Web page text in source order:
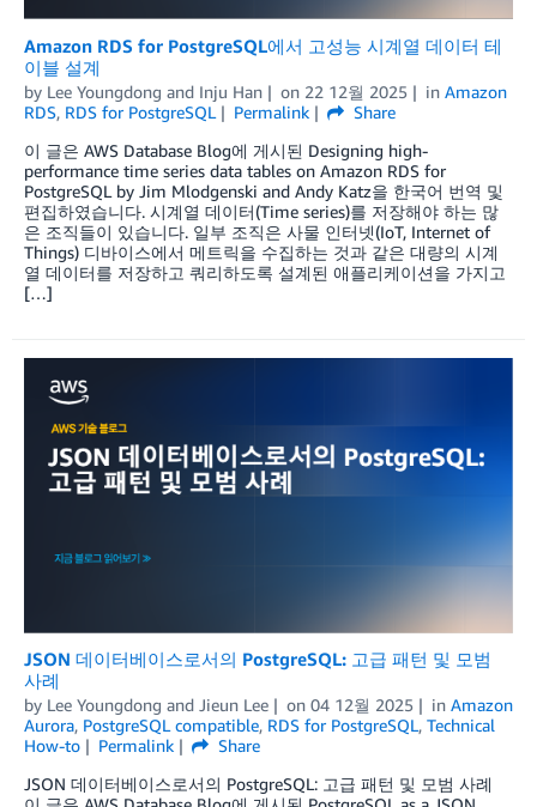
Amazon RDS for PostgreSQL에서 고성능 시계열 데이터 테
이블 설계
by Lee Youngdong and Inju Han on 22 12월 2025 in Amazon
RDS, RDS for PostgreSQL Permalink
Share
이 글은 AWS Database Blog에 게시된 Designing high-
performance time series data tables on Amazon RDS for
PostgreSQL by Jim Mlodgenski and Andy Katz을 한국어 번역 및
편집하였습니다. 시계열 데이터(Time series)를 저장해야 하는 많
은 조직들이 있습니다. 일부 조직은 사물 인터넷(IoT, Internet of
Things) 디바이스에서 메트릭을 수집하는 것과 같은 대량의 시계
열 데이터를 저장하고 쿼리하도록 설계된 애플리케이션을 가지고
[…]
JSON 데이터베이스로서의 PostgreSQL: 고급 패턴 및 모범
사례
by Lee Youngdong and Jieun Lee on 04 12월 2025 in Amazon
Aurora, PostgreSQL compatible, RDS for PostgreSQL, Technical
How-to
Permalink
Share
JSON 데이터베이스로서의 PostgreSQL: 고급 패턴 및 모범 사례